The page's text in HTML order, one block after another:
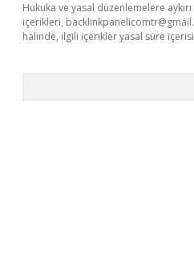
Hukuka ve yasal düzenlemelere
içerikleri,
halinde, ilgili içerikler yasal süre